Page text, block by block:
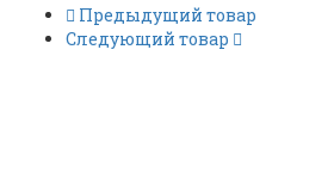
Предыдущий товар
Следующий товар